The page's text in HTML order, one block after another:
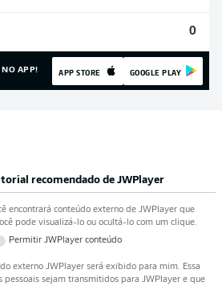
0
NO APP! APP STORE GOOGLE PLAY
recomendado de JWPlayer
encontrará conteúdo externo de JWPlayerque
pode visualizá-lo ou ocultá-lo com um clique.
Permitir JWPlayerconteúdo
externo JWPlayerserá exibido para mim. Essa
pessoais sejam transmitidos para JWPlayere que